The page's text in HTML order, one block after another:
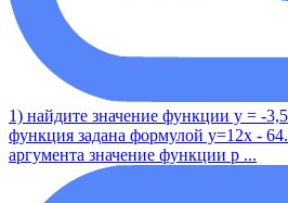
1) найдите значение функции у = -
функция задана формулой y=12x -
аргумента значение функции р ...